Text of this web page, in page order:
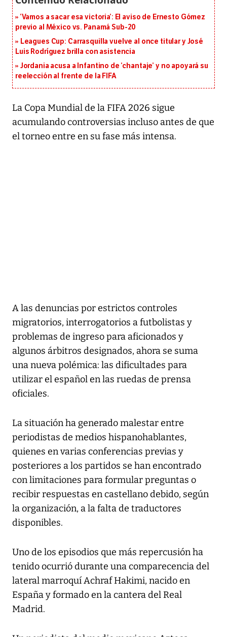
‘Vamos a sacar esa victoria’: El aviso de Ernesto Gómez
previo al México vs. Panamá Sub-20
Leagues Cup: Carrasquilla vuelve al once titular y José
Luis Rodríguez brilla con asistencia
Jordania acusa a Infantino de ‘chantaje’ y no apoyará su
reelección al frente de la FIFA
La Copa Mundial de la FIFA 2026 sigue
acumulando controversias incluso antes de que
el torneo entre en su fase más intensa.
A las denuncias por estrictos controles
migratorios, interrogatorios a futbolistas y
problemas de ingreso para aficionados y
algunos árbitros designados, ahora se suma
una nueva polémica: las dificultades para
utilizar el español en las ruedas de prensa
oficiales.
La situación ha generado malestar entre
periodistas de medios hispanohablantes,
quienes en varias conferencias previas y
posteriores a los partidos se han encontrado
con limitaciones para formular preguntas o
recibir respuestas en castellano debido, según
la organización, a la falta de traductores
disponibles.
Uno de los episodios que más repercusión ha
tenido ocurrió durante una comparecencia del
lateral marroquí Achraf Hakimi, nacido en
España y formado en la cantera del Real
Madrid.